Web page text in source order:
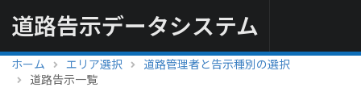
道路告示データシステム
ホーム エリア選択
道路管理者と告示種別の選択
道路告示一覧